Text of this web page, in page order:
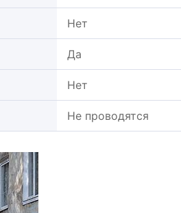
Нет
Да
Нет
Не проводятся